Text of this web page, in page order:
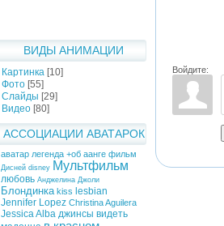
ВИДЫ АНИМАЦИИ
Картинка [10]
Фото [55]
Слайды [29]
Видео [80]
АССОЦИАЦИИ АВАТАРОК
аватар легенда +об аанге фильм
Дисней disney Мультфильм
любовь Анджелина Джоли
Блондинка kiss lesbian
Jennifer Lopez Christina Aguilera
Jessica Alba джинсы видеть
Войдите: